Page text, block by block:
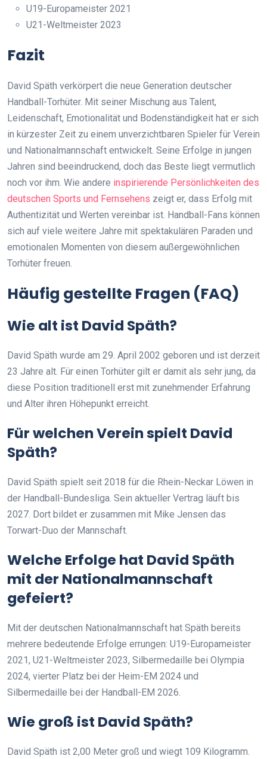
U19-Europameister 2021
U21-Weltmeister 2023
Fazit
David Späth verkörpert die neue Generation deutscher
Handball-Torhüter. Mit seiner Mischung aus Talent,
Leidenschaft, Emotionalität und Bodenständigkeit hat er sich
in kürzester Zeit zu einem unverzichtbaren Spieler für Verein
und Nationalmannschaft entwickelt. Seine Erfolge in jungen
Jahren sind beeindruckend, doch das Beste liegt vermutlich
noch vor ihm. Wie andere inspirierende Persönlichkeiten des
deutschen Sports und Fernsehens zeigt er, dass Erfolg mit
Authentizität und Werten vereinbar ist. Handball-Fans können
sich auf viele weitere Jahre mit spektakulären Paraden und
emotionalen Momenten von diesem außergewöhnlichen
Torhüter freuen.
Häufig gestellte Fragen (FAQ)
Wie alt ist David Späth?
David Späth wurde am 29. April 2002 geboren und ist derzeit
23 Jahre alt. Für einen Torhüter gilt er damit als sehr jung, da
diese Position traditionell erst mit zunehmender Erfahrung
und Alter ihren Höhepunkt erreicht.
Für welchen Verein spielt David
Späth?
David Späth spielt seit 2018 für die Rhein-Neckar Löwen in
der Handball-Bundesliga. Sein aktueller Vertrag läuft bis
2027. Dort bildet er zusammen mit Mike Jensen das
Torwart-Duo der Mannschaft.
Welche Erfolge hat David Späth
mit der Nationalmannschaft
gefeiert?
Mit der deutschen Nationalmannschaft hat Späth bereits
mehrere bedeutende Erfolge errungen: U19-Europameister
2021, U21-Weltmeister 2023, Silbermedaille bei Olympia
2024, vierter Platz bei der Heim-EM 2024 und
Silbermedaille bei der Handball-EM 2026.
Wie groß ist David Späth?
David Späth ist 2,00 Meter groß und wiegt 109 Kilogramm.